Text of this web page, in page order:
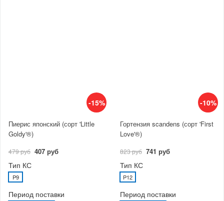
-15%
Пиерис японский (сорт 'Little
Goldy'®)
479 руб 407 руб
Тип КС
P9
Период поставки
-10%
Гортензия scandens (сорт 'First
Love'®)
823 руб 741 руб
Тип КС
P12
Период поставки